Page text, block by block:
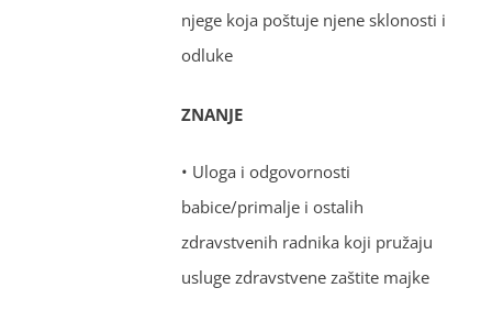
njege koja poštuje njene sklonosti i
odluke
ZNANJE
• Uloga i odgovornosti
babice/primalje i ostalih
zdravstvenih radnika koji pružaju
usluge zdravstvene zaštite majke